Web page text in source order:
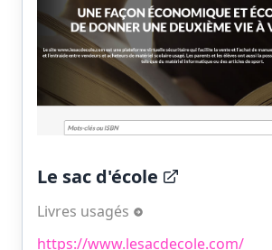
Le sac d'école
Livres usagés
https://www.lesacdecole.com/